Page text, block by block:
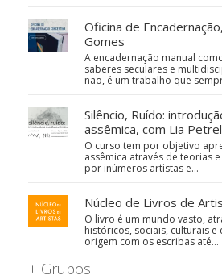
Oficina de
Gomes
A encadernação manual
saberes seculares e
não, é um trabalho que
Silêncio, Ruído:
assêmica, com Lia
O curso tem por objetivo
assêmica através de teorias
por inúmeros artistas e…
Núcleo de Livros de
O livro é um mundo vasto,
históricos, sociais, culturais
origem com os escribas até…
+ Grupos